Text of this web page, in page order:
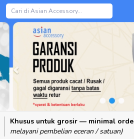
Previous
Khusus untuk grosir — minimal
melayani pembelian eceran / satuan)